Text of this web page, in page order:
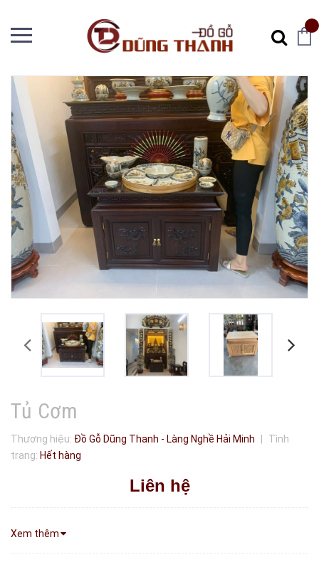
Tủ Cơm
Thương hiệu: Đồ Gỗ Dũng Thanh - Làng Nghề Hải Minh
Tình
trạng: Hết hàng
Liên hệ
Xem thêm